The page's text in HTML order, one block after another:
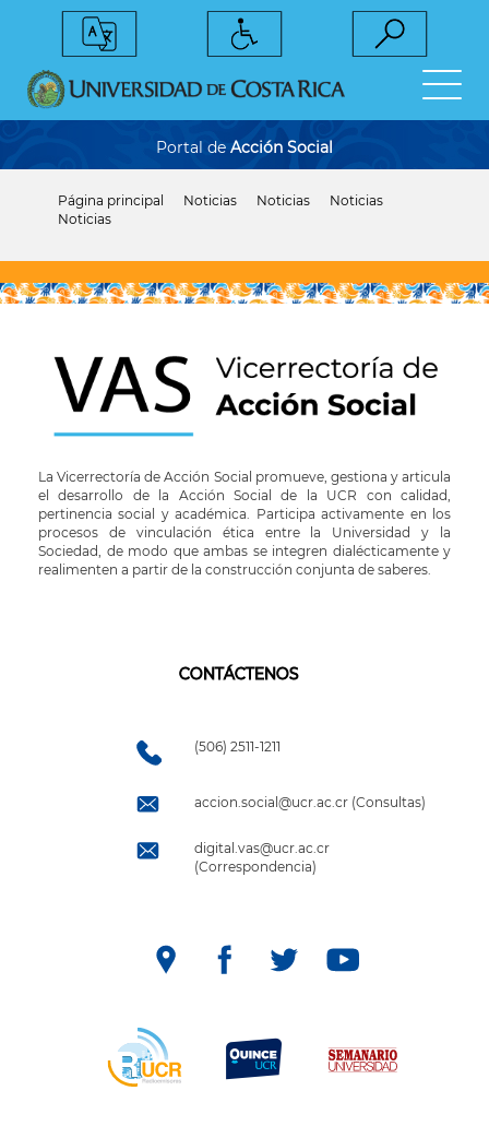
Portal de Acción Social
Sobrescribir
a
la
Página principal Noticias Noticias
Noticias
Noticias
La Vicerrectoría de Acción Social promueve, gestiona y articula
el desarrollo de la Acción Social de la UCR con calidad,
pertinencia social y académica. Participa activamente en los
procesos de vinculación ética entre la Universidad y la
Sociedad, de modo que ambas se integren dialécticamente y
realimenten a partir de la construcción conjunta de saberes.
CONTÁCTENOS
(506) 2511-1211
accion.social@ucr.ac.cr (Consultas)
digital.vas@ucr.ac.cr
(Correspondencia)